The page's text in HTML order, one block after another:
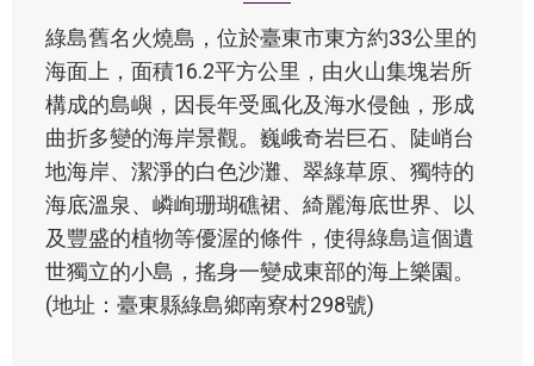
綠島舊名火燒島，位於臺東市東方約33公里的
海面上，面積16.2平方公里，由火山集塊岩所
構成的島嶼，因長年受風化及海水侵蝕，形成
曲折多變的海岸景觀。巍峨奇岩巨石、陡峭台
地海岸、潔淨的白色沙灘、翠綠草原、獨特的
海底溫泉、嶙峋珊瑚礁裙、綺麗海底世界、以
及豐盛的植物等優渥的條件，使得綠島這個遺
世獨立的小島，搖身一變成東部的海上樂園。
(地址：臺東縣綠島鄉南寮村298號)